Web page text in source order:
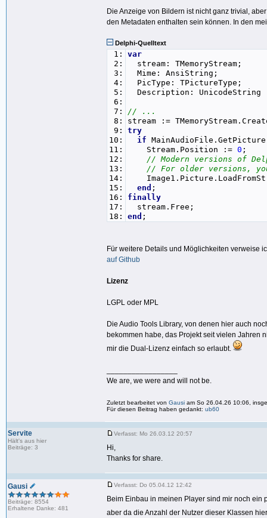
Die Anzeige von Bildern ist nicht ganz trivial,
den Metadaten enthalten sein können. In den
Delphi-Quelltext
1:
2:
3:
4:
5:
6:
7:
8:
9:
10:
11:
12:
13:
14:
15:
16:
17:
18:
var
stream: TMemoryStream;
Mime: AnsiString;
PicType: TPictureType;
Description: UnicodeString
// ...
stream :=
try
if
Stream.Position := 0 ;
// Modern versions of
// For older versions, you
end ;
finally
stream.Free;
end ;
Für weitere Details und Möglichkeiten verweise
auf Github
Lizenz
LGPL oder MPL
Die Audio Tools Library, von denen hier auch
bekommen habe, das Projekt seit vielen Jahren
mir die Dual-Lizenz einfach so erlaubt.
We are, we were and will not be.
Zuletzt bearbeitet von Gausi am So 26.04.26 10:06,
Für diesen Beitrag haben gedankt: ub60
Servite
Hält's aus hier
Beiträge: 3
Verfasst: Mo 26.03.12 20:57
Hi,
Thanks for share.
Gausi
Beiträge: 8554
Erhaltene Danke: 481
Verfasst: Do 05.04.12 12:42
Beim Einbau in meinen Player sind mir noch ein
aber da die Anzahl der Nutzer dieser Klassen